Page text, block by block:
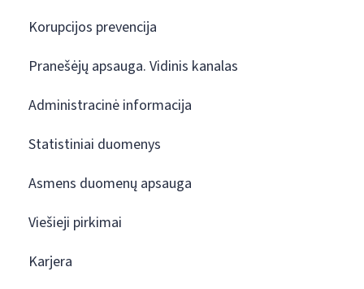
Korupcijos prevencija
Pranešėjų apsauga. Vidinis kanalas
Administracinė informacija
Statistiniai duomenys
Asmens duomenų apsauga
Viešieji pirkimai
Karjera